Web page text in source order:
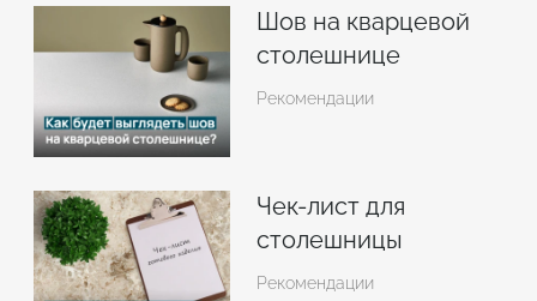
Шов на кварцевой
столешнице
Рекомендации
Чек-лист для
столешницы
Рекомендации